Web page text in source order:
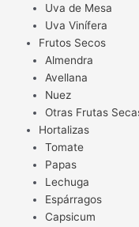
Uva de Mesa
Uva Vinífera
Frutos Secos
Almendra
Avellana
Nuez
Otras Frutas
Hortalizas
Tomate
Papas
Lechuga
Espárragos
Capsicum